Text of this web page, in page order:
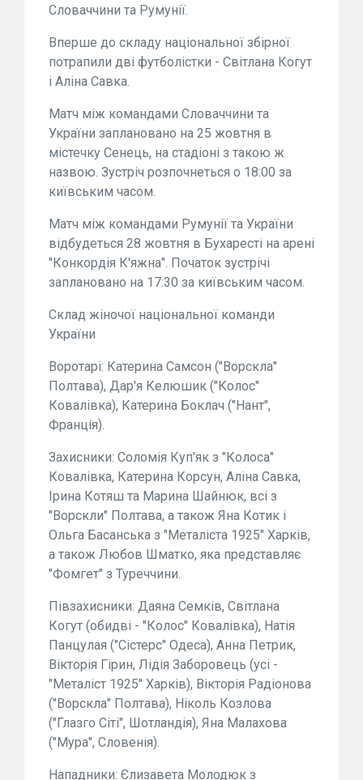
Словаччини та Румунії.
Вперше до складу національної збірної
потрапили дві футболістки - Світлана Когут
і Аліна Савка.
Матч між командами Словаччини та
України заплановано на 25 жовтня в
містечку Сенець, на стадіоні з такою ж
назвою. Зустріч розпочнеться о 18:00 за
київським часом.
Матч між командами Румунії та України
відбудеться 28 жовтня в Бухаресті на арені
"Конкордія К'яжна". Початок зустрічі
заплановано на 17:30 за київським часом.
Склад жіночої національної команди
України
Воротарі: Катерина Самсон ("Ворскла"
Полтава), Дар'я Келюшик ("Колос"
Ковалівка), Катерина Боклач ("Нант",
Франція).
Захисники: Соломія Куп'як з "Колоса"
Ковалівка, Катерина Корсун, Аліна Савка,
Ірина Котяш та Марина Шайнюк, всі з
"Ворскли" Полтава, а також Яна Котик і
Ольга Басанська з "Металіста 1925" Харків,
а також Любов Шматко, яка представляє
"Фомгет" з Туреччини.
Півзахисники: Даяна Семків, Світлана
Когут (обидві - "Колос" Ковалівка), Натія
Панцулая ("Сістерс" Одеса), Анна Петрик,
Вікторія Гірин, Лідія Заборовець (усі -
"Металіст 1925" Харків), Вікторія Радіонова
("Ворскла" Полтава), Ніколь Козлова
("Глазго Сіті", Шотландія), Яна Малахова
("Мура", Словенія).
Нападники: Єлизавета Молодюк з